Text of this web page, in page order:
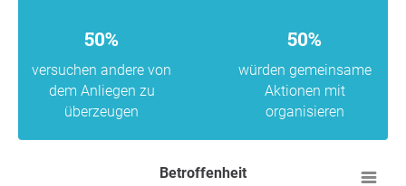
50%
versuchen andere von
dem Anliegen zu
überzeugen
50%
würden gemeinsame
Aktionen mit
organisieren
Betroffenheit